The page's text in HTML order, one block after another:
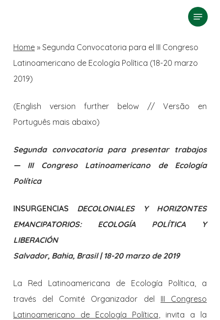
search
Menu
Home» Segunda Convocatoria para el III Congreso
Latinoamericano de Ecología Política (18-20 marzo
2019)
(English version further below // Versão en
Português mais abaixo)
Segunda convocatoria para presentar trabajos
— III Congreso Latinoamericano de Ecología
Política
INSURGENCIAS DECOLONIALES Y HORIZONTES
EMANCIPATORIOS: ECOLOGÍA POLÍTICA Y
LIBERACIÓN
Salvador, Bahia, Brasil | 18-20 marzo de 2019
La Red Latinoamericana de Ecología Política, a
través del Comité Organizador del III Congreso
Latinoamericano de Ecología Política, invita a la
Menu